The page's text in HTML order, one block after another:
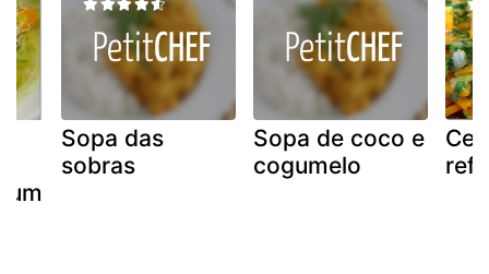
Sopa das
sobras
Sopa de coco e
cogumelo